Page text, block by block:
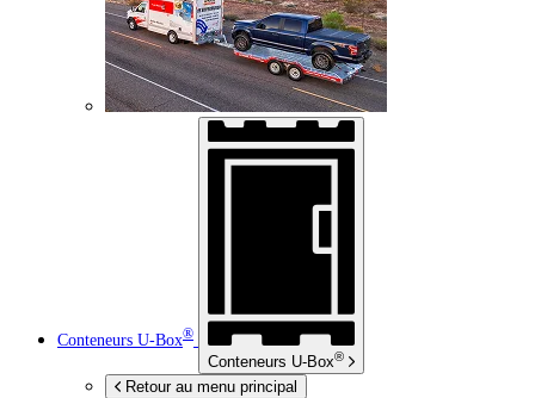
Conteneurs U-Box®
Conteneurs U-Box®
Retour au menu principal